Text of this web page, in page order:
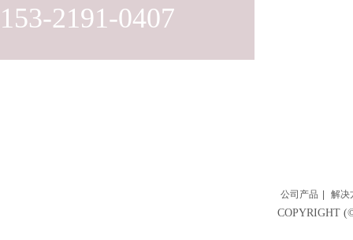
153-2191-0407
公司产品 解决
COPYRIGHT